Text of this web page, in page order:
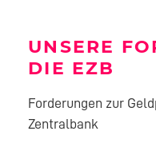
UNSERE
DIE EZB
Forderungen zur
Zentralbank